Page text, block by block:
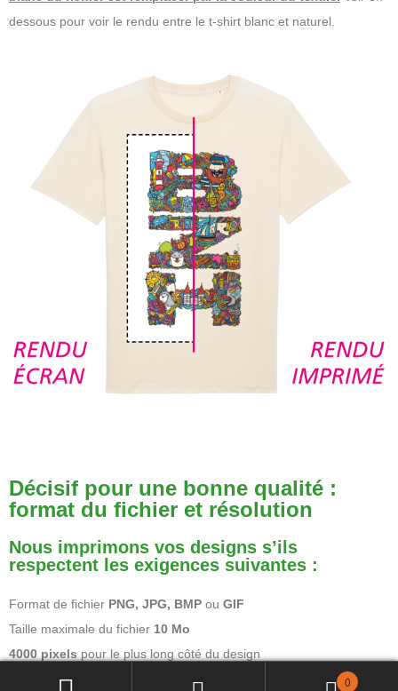
dessous pour voir le rendu entre le t-shirt blanc et naturel.
Décisif pour une bonne qualité :
format du fichier et résolution
Nous imprimons vos designs s’ils
respectent les exigences suivantes :
Format de fichier PNG, JPG, BMP ou GIF
Taille maximale du fichier 10 Mo
4000 pixels pour le plus long côté du design
Design prêt pour l’impression
0